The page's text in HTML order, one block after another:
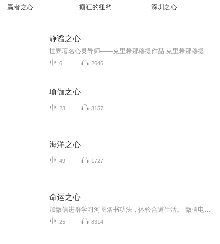
赢者之心 癫狂的纽约 深圳之心
静谧之心
6 2646
瑜伽之心
23 3157
海洋之心
49 1727
命运之心
25 8314